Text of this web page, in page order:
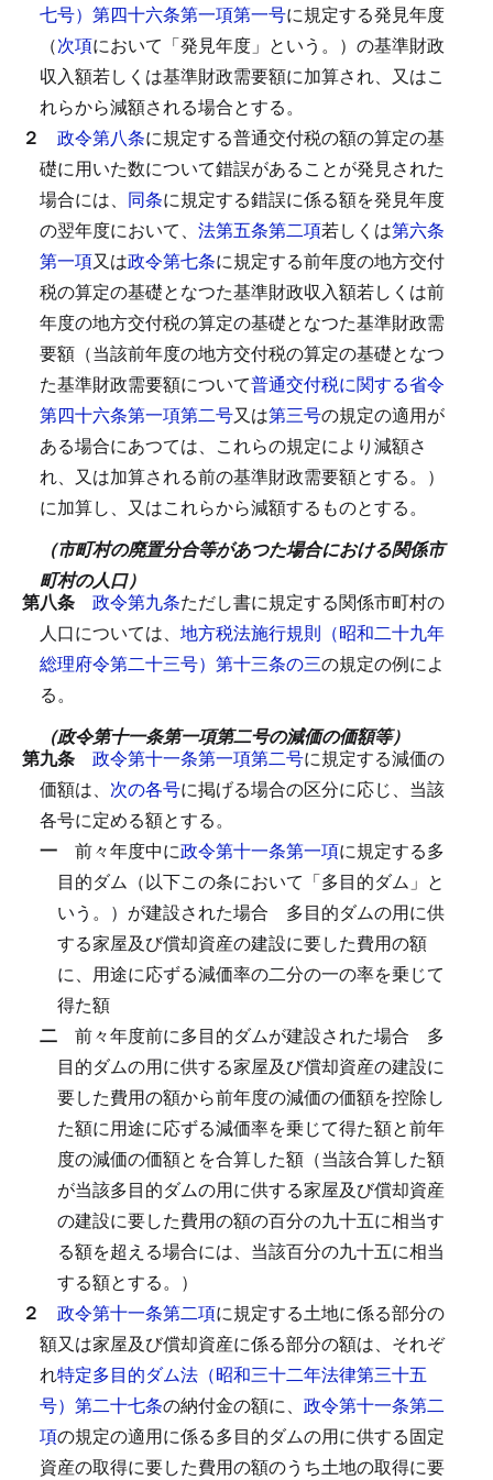
七号）第四十六条第一項第一号に規定する発見年度
（次項において「発見年度」という。）の基準財政
収入額若しくは基準財政需要額に加算され、又はこ
れらから減額される場合とする。
２ 政令第八条に規定する普通交付税の額の算定の基
礎に用いた数について錯誤があることが発見された
場合には、 同条に規定する錯誤に係る額を発見年度
の翌年度において、 法第五条第二項若しくは第六条
第一項又は政令第七条に規定する前年度の地方交付
税の算定の基礎となつた基準財政収入額若しくは前
年度の地方交付税の算定の基礎となつた基準財政需
要額（当該前年度の地方交付税の算定の基礎となつ
た基準財政需要額について普通交付税に関する省令
第四十六条第一項第二号又は第三号の規定の適用が
ある場合にあつては、これらの規定により減額さ
れ、又は加算される前の基準財政需要額とする。）
に加算し、又はこれらから減額するものとする。
（市町村の廃置分合等があつた場合における関係市
町村の人口）
第八条 政令第九条ただし書に規定する関係市町村の
人口については、 地方税法施行規則（昭和二十九年
総理府令第二十三号）第十三条の三の規定の例によ
る。
（政令第十一条第一項第二号の減価の価額等）
第九条 政令第十一条第一項第二号に規定する減価の
価額は、 次の各号に掲げる場合の区分に応じ、当該
各号に定める額とする。
一 前々年度中に政令第十一条第一項に規定する多
目的ダム（以下この条において「多目的ダム」と
いう。）が建設された場合
多目的ダムの用に供
する家屋及び償却資産の建設に要した費用の額
に、用途に応ずる減価率の二分の一の率を乗じて
得た額
二 前々年度前に多目的ダムが建設された場合
多
目的ダムの用に供する家屋及び償却資産の建設に
要した費用の額から前年度の減価の価額を控除し
た額に用途に応ずる減価率を乗じて得た額と前年
度の減価の価額とを合算した額（当該合算した額
が当該多目的ダムの用に供する家屋及び償却資産
の建設に要した費用の額の百分の九十五に相当す
る額を超える場合には、当該百分の九十五に相当
する額とする。）
２ 政令第十一条第二項に規定する土地に係る部分の
額又は家屋及び償却資産に係る部分の額は、それぞ
れ特定多目的ダム法（昭和三十二年法律第三十五
号）第二十七条の納付金の額に、 政令第十一条第二
項の規定の適用に係る多目的ダムの用に供する固定
資産の取得に要した費用の額のうち土地の取得に要